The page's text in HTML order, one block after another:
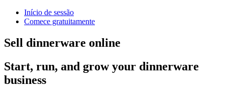
Início de sessão
Comece gratuitamente
Sell dinnerware online
Start, run, and grow your dinnerware
business